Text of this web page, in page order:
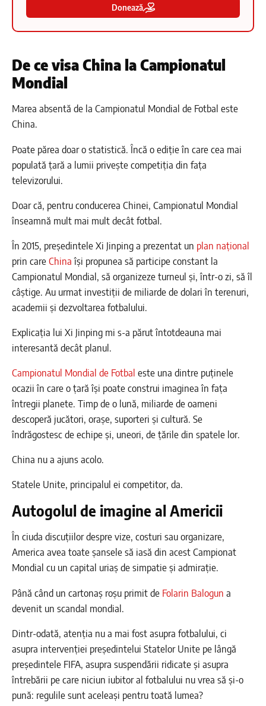
Donează
De ce visa China la Campionatul
Mondial
Marea absentă de la Campionatul Mondial de Fotbal este
China.
Poate părea doar o statistică. Încă o ediție în care cea mai
populată țară a lumii privește competiția din fața
televizorului.
Doar că, pentru conducerea Chinei, Campionatul Mondial
înseamnă mult mai mult decât fotbal.
În 2015, președintele Xi Jinping a prezentat un plan național
prin careChinaîși propunea să participe constant la
Campionatul Mondial, să organizeze turneul și, într-o zi, să îl
câștige. Au urmat investiții de miliarde de dolari în terenuri,
academii și dezvoltarea fotbalului.
Explicația lui Xi Jinping mi s-a părut întotdeauna mai
interesantă decât planul.
Campionatul Mondial de Fotbal este una dintre puținele
ocazii în care o țară își poate construi imaginea în fața
întregii planete. Timp de o lună, miliarde de oameni
descoperă jucători, orașe, suporteri și cultură. Se
îndrăgostesc de echipe și, uneori, de țările din spatele lor.
China nu a ajuns acolo.
Statele Unite, principalul ei competitor, da.
Autogolul de imagine al Americii
În ciuda discuțiilor despre vize, costuri sau organizare,
America avea toate șansele să iasă din acest Campionat
Mondial cu un capital uriaș de simpatie și admirație.
Până când un cartonaș roșu primit de Folarin Balogun a
devenit un scandal mondial.
Dintr-odată, atenția nu a mai fost asupra fotbalului, ci
asupra intervenției președintelui Statelor Unite pe lângă
președintele FIFA, asupra suspendării ridicate și asupra
întrebării pe care niciun iubitor al fotbalului nu vrea să și-o
pună: regulile sunt aceleași pentru toată lumea?